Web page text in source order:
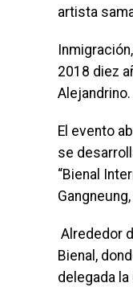
artista
2018 diez
Alejandrino.
El evento
se
“Bienal
Alrededor
Bienal,
delegada